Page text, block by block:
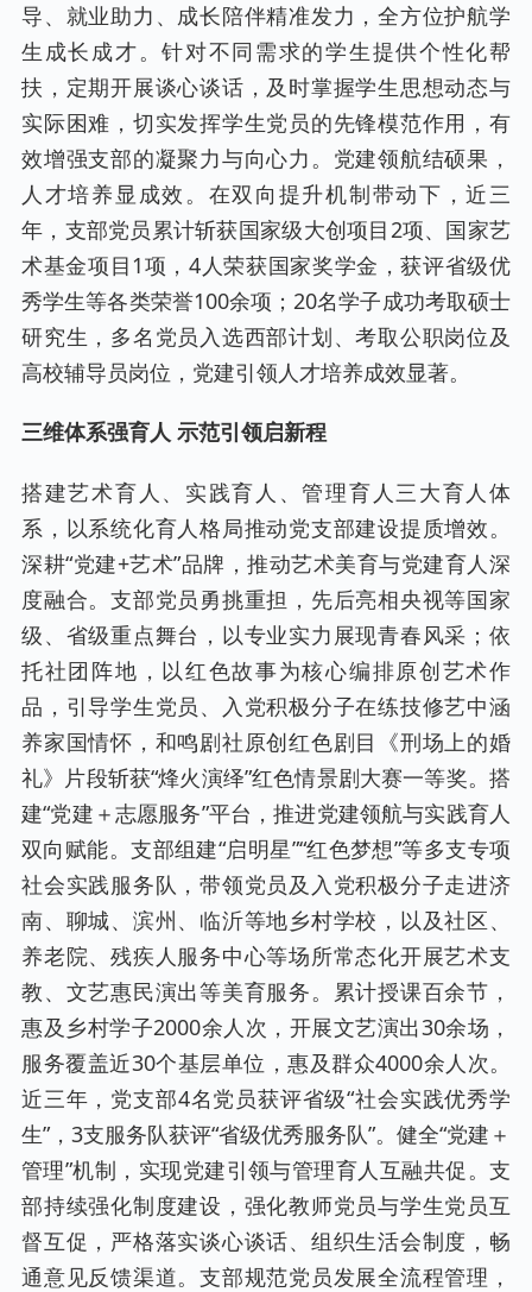
导、就业助力、成长陪伴精准发力，全方位护航学
生成长成才。针对不同需求的学生提供个性化帮
扶，定期开展谈心谈话，及时掌握学生思想动态与
实际困难，切实发挥学生党员的先锋模范作用，有
效增强支部的凝聚力与向心力。党建领航结硕果，
人才培养显成效。在双向提升机制带动下，近三
年，支部党员累计斩获国家级大创项目2项、国家艺
术基金项目1项，4人荣获国家奖学金，获评省级优
秀学生等各类荣誉100余项；20名学子成功考取硕士
研究生，多名党员入选西部计划、考取公职岗位及
高校辅导员岗位，党建引领人才培养成效显著。
三维体系强育人 示范引领启新程
搭建艺术育人、实践育人、管理育人三大育人体
系，以系统化育人格局推动党支部建设提质增效。
深耕“党建+艺术”品牌，推动艺术美育与党建育人深
度融合。支部党员勇挑重担，先后亮相央视等国家
级、省级重点舞台，以专业实力展现青春风采；依
托社团阵地，以红色故事为核心编排原创艺术作
品，引导学生党员、入党积极分子在练技修艺中涵
养家国情怀，和鸣剧社原创红色剧目《刑场上的婚
礼》片段斩获“烽火演绎”红色情景剧大赛一等奖。搭
建“党建＋志愿服务”平台，推进党建领航与实践育人
双向赋能。支部组建“启明星”“红色梦想”等多支专项
社会实践服务队，带领党员及入党积极分子走进济
南、聊城、滨州、临沂等地乡村学校，以及社区、
养老院、残疾人服务中心等场所常态化开展艺术支
教、文艺惠民演出等美育服务。累计授课百余节，
惠及乡村学子2000余人次，开展文艺演出30余场，
服务覆盖近30个基层单位，惠及群众4000余人次。
近三年，党支部4名党员获评省级“社会实践优秀学
生”，3支服务队获评“省级优秀服务队”。健全“党建＋
管理”机制，实现党建引领与管理育人互融共促。支
部持续强化制度建设，强化教师党员与学生党员互
督互促，严格落实谈心谈话、组织生活会制度，畅
通意见反馈渠道。支部规范党员发展全流程管理，